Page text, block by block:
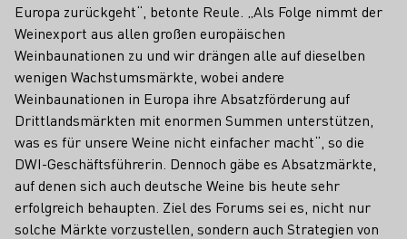
Europa zurückgeht“, betonte Reule. „Als Folge nimmt der
Weinexport aus allen großen europäischen
Weinbaunationen zu und wir drängen alle auf dieselben
wenigen Wachstumsmärkte, wobei andere
Weinbaunationen in Europa ihre Absatzförderung auf
Drittlandsmärkten mit enormen Summen unterstützen,
was es für unsere Weine nicht einfacher macht“, so die
DWI-Geschäftsführerin. Dennoch gäbe es Absatzmärkte,
auf denen sich auch deutsche Weine bis heute sehr
erfolgreich behaupten. Ziel des Forums sei es, nicht nur
solche Märkte vorzustellen, sondern auch Strategien von